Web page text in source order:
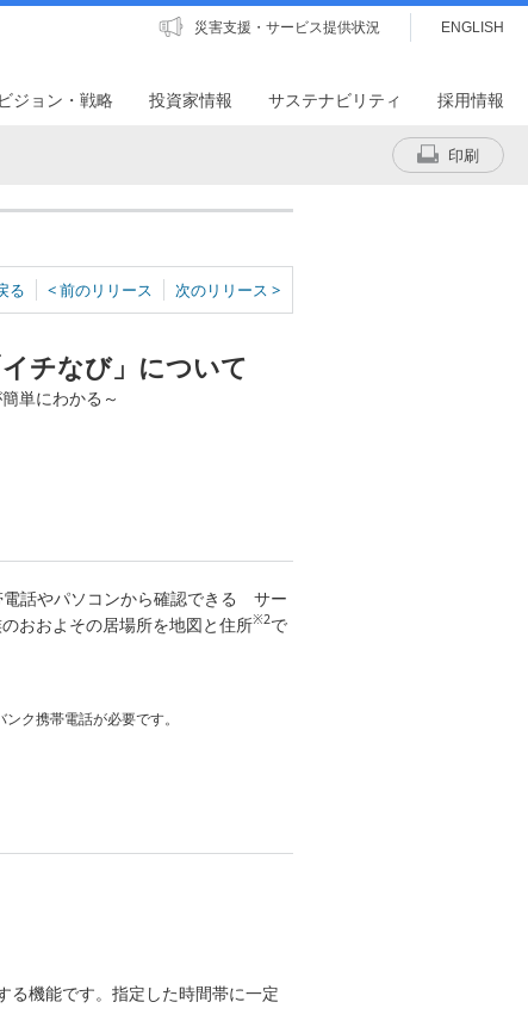
災害支援・サービス提供状況 ENGLISH
ジョン・戦略 投資家情報 サステナビリティ 採用情報
印刷
る < 前のリリース 次のリリース >
チなび」について
単にわかる～
話やパソコンから確認できる サー
おおよその居場所を地図と住所※2で
ク携帯電話が必要です。
る機能です。指定した時間帯に一定